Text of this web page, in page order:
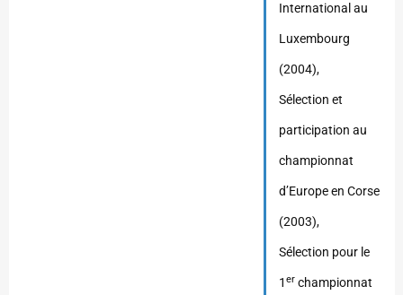
International au
Luxembourg
(2004),
Sélection et
participation au
championnat
d’Europe en Corse
(2003),
Sélection pour le
1 erchampionnat